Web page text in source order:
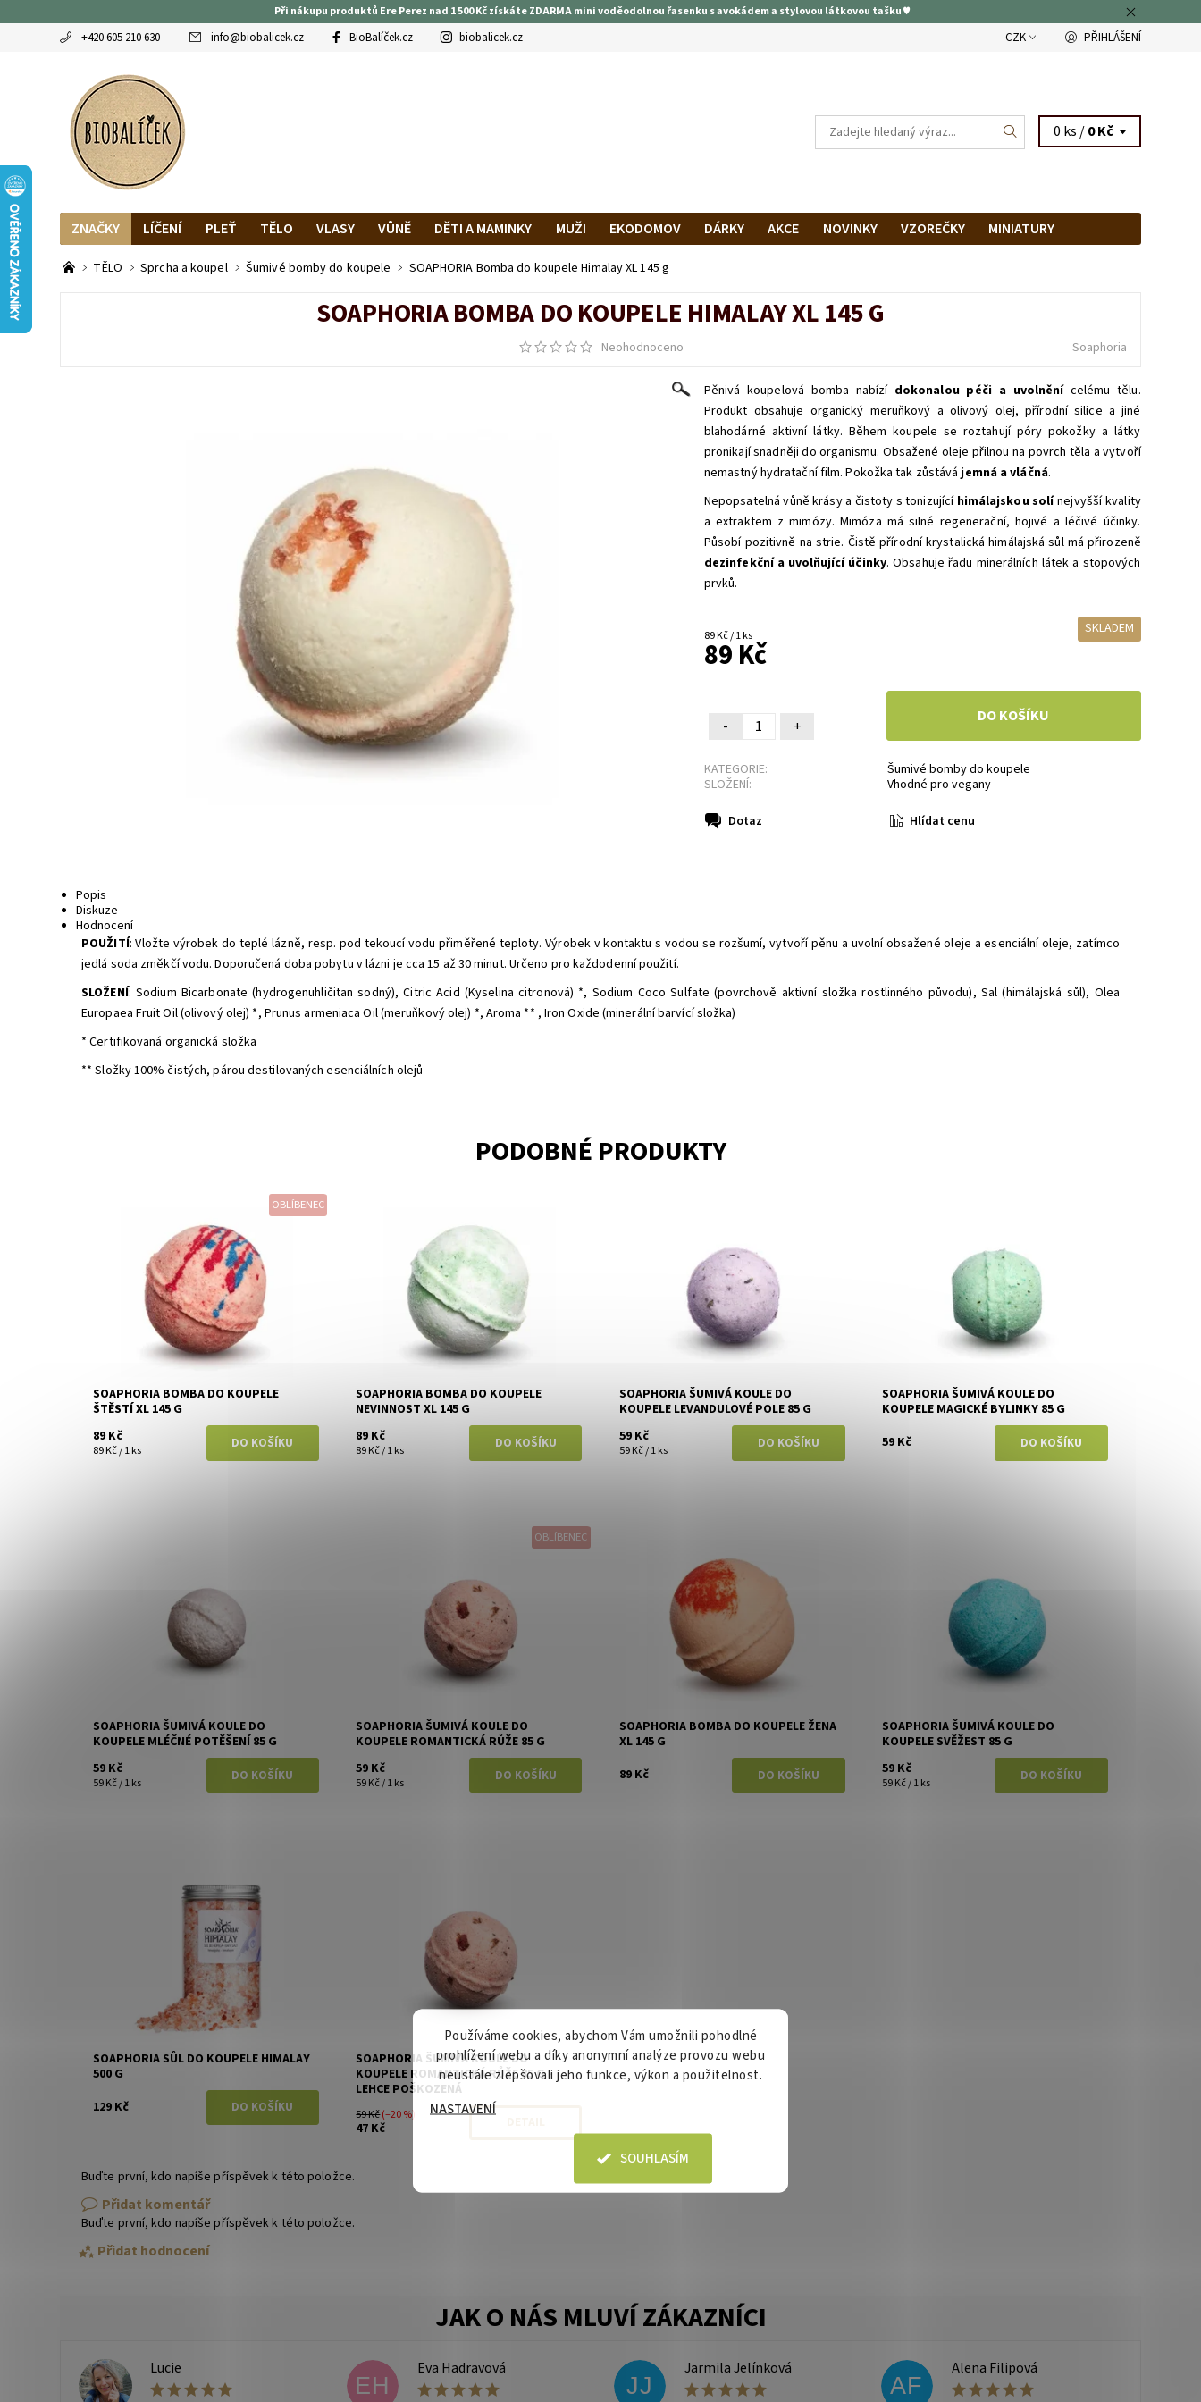
Při nákupu produktů Ere Perez nad 1 500 Kč získáte ZDARMA mini voděodolnou řasenku s avokádem a stylovou látkovou tašku ♥
+420 605 210 630 info@biobalicek.cz BioBalíček.cz biobalicek.cz CZK PŘIHLÁŠENÍ
0 ks /0 Kč
ZNAČKY LÍČENÍ PLEŤ TĚLO VLASY VŮNĚ DĚTI A MAMINKY MUŽI EKODOMOV DÁRKY AKCE NOVINKY VZOREČKY
MINIATURY
OBLÍBENCI
MAGAZÍN RECENZE BLOGEREK DOPRAVA A PLATBA HODNOCENÍ OBCHODU
TĚLO Sprcha a koupel Šumivé bomby do koupele SOAPHORIA Bomba do koupele Himalay XL 145 g
SOAPHORIA BOMBA DO KOUPELE HIMALAY XL 145 G
Neohodnoceno Soaphoria
Pěnivá koupelová bomba nabízí dokonalou péči a uvolněnícelému tělu.
Produkt obsahuje organický meruňkový a olivový olej, přírodní silice a jiné
blahodárné aktivní látky. Během koupele se roztahují póry pokožky a látky
pronikají snadněji do organismu. Obsažené oleje přilnou na povrch těla a vytvoří
nemastný hydratační film. Pokožka tak zůstává jemná a vláčná.
Nepopsatelná vůně krásy a čistoty s tonizující himálajskou solínejvyšší kvality
a extraktem z mimózy. Mimóza má silné regenerační, hojivé a léčivé účinky.
Působí pozitivně na strie. Čistě přírodní krystalická himálajská sůl má přirozeně
dezinfekční a uvolňující účinky. Obsahuje řadu minerálních látek a stopových
prvků.
89 Kč / 1 ks SKLADEM
89 Kč
- +
KATEGORIE:
Šumivé bomby do koupele
SLOŽENÍ:
Vhodné pro vegany
Dotaz Hlídat cenu
Popis
Diskuze
Hodnocení
POUŽITÍ: Vložte výrobek do teplé lázně, resp. pod tekoucí vodu přiměřené teploty. Výrobek v kontaktu s vodou se rozšumí, vytvoří pěnu a uvolní obsažené oleje a esenciální oleje, zatímco
jedlá soda změkčí vodu. Doporučená doba pobytu v lázni je cca 15 až 30 minut. Určeno pro každodenní použití.
SLOŽENÍ: Sodium Bicarbonate (hydrogenuhličitan sodný), Citric Acid (Kyselina citronová) *, Sodium Coco Sulfate (povrchově aktivní složka rostlinného původu), Sal (himálajská sůl), Olea
Europaea Fruit Oil (olivový olej) *, Prunus armeniaca Oil (meruňkový olej) *, Aroma ** , Iron Oxide (minerální barvící složka)
* Certifikovaná organická složka
** Složky 100% čistých, párou destilovaných esenciálních olejů
PODOBNÉ PRODUKTY
OBLÍBENEC
Soaphoria
SOAPHORIA BOMBA DO KOUPELE
ŠTĚSTÍ XL 145 G
89 Kč
89 Kč / 1 ks
Soaphoria
SOAPHORIA BOMBA DO KOUPELE
NEVINNOST XL 145 G
89 Kč
89 Kč / 1 ks
SOAPHORIA ŠUMIVÁ KOULE DO
KOUPELE LEVANDULOVÉ POLE 85 G
59 Kč
59 Kč / 1 ks
SOAPHORIA ŠUMIVÁ KOULE DO
KOUPELE MAGICKÉ BYLINKY 85 G
59 Kč
SOAPHORIA ŠUMIVÁ KOULE DO
KOUPELE MLÉČNÉ POTĚŠENÍ 85 G
59 Kč
59 Kč / 1 ks
OBLÍBENEC
SOAPHORIA ŠUMIVÁ KOULE DO
KOUPELE ROMANTICKÁ RŮŽE 85 G
59 Kč
59 Kč / 1 ks
Soaphoria
SOAPHORIA BOMBA DO KOUPELE ŽENA
XL 145 G
89 Kč
SOAPHORIA ŠUMIVÁ KOULE DO
KOUPELE SVĚŽEST 85 G
59 Kč
59 Kč / 1 ks
Soaphoria
SOAPHORIA SŮL DO KOUPELE HIMALAY
500 G
129 Kč
SOAPHORIA ŠUMIVÁ KOULE DO
KOUPELE ROMANTICKÁ RŮŽE 85 G -
LEHCE POŠKOZENÁ
59 Kč(–20 %)
47 Kč
Buďte první, kdo napíše příspěvek k této položce.
Přidat komentář
Buďte první, kdo napíše příspěvek k této položce.
Přidat hodnocení
L
Lucie
EH
Eva Hadravová
JJ
Jarmila Jelínková
AF
Alena Filipová
Používáme cookies, abychom Vám umožnili pohodlné
prohlížení webu a díky anonymní analýze provozu webu
neustále zlepšovali jeho funkce, výkon a použitelnost.
NASTAVENÍ
SOUHLASÍM